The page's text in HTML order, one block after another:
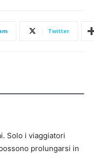
Twitter
Solo i viaggiatori
prolungarsi in